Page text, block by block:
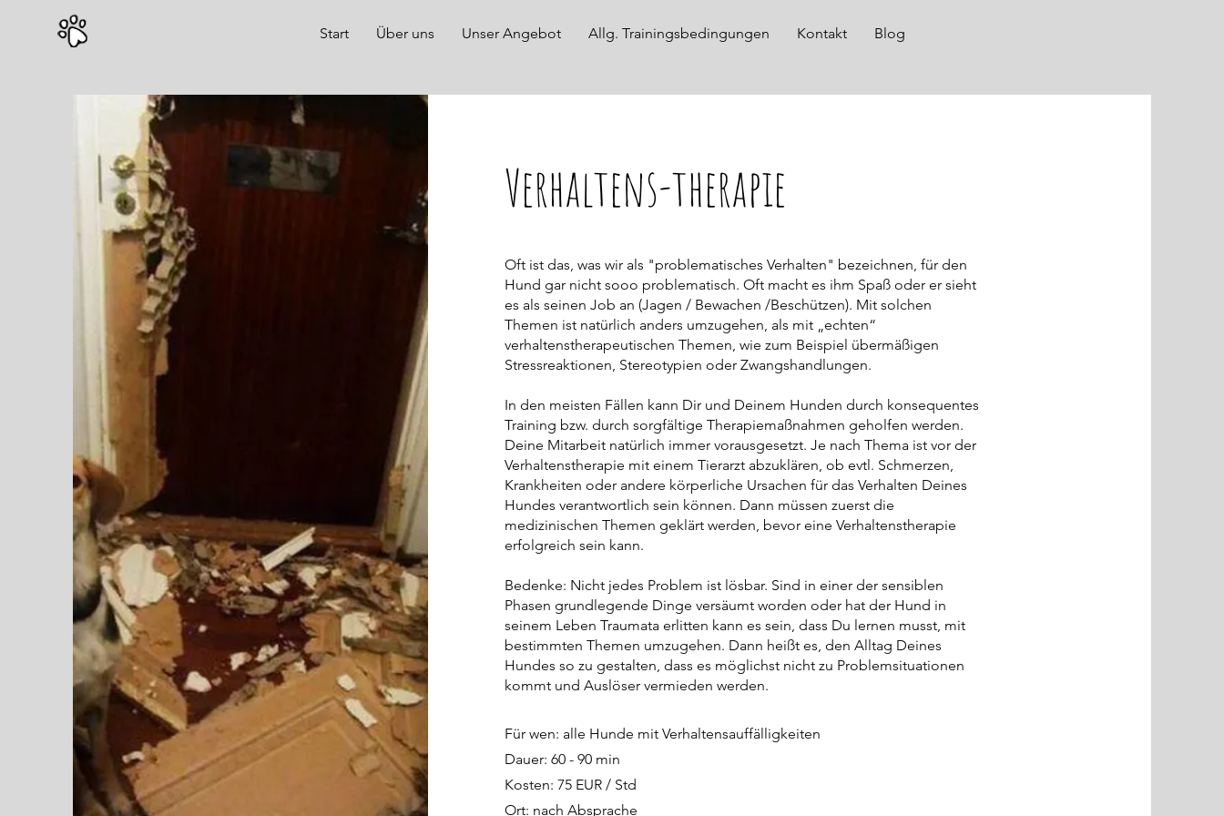
Start Über uns Unser Angebot Allg. Trainingsbedingungen Kontakt Blog
Verhaltens-therapie
Oft ist das, was wir als "problematisches Verhalten" bezeichnen, für den
Hund gar nicht sooo problematisch. Oft macht es ihm Spaß oder er sieht
es als seinen Job an (Jagen / Bewachen /Beschützen). Mit solchen
Themen ist natürlich anders umzugehen, als mit „echten“
verhaltenstherapeutischen Themen, wie zum Beispiel übermäßigen
Stressreaktionen, Stereotypien oder Zwangshandlungen.
In den meisten Fällen kann Dir und Deinem Hunden durch konsequentes
Training bzw. durch sorgfältige Therapiemaßnahmen geholfen werden.
Deine Mitarbeit natürlich immer vorausgesetzt. Je nach Thema ist vor der
Verhaltenstherapie mit einem Tierarzt abzuklären, ob evtl. Schmerzen,
Krankheiten oder andere körperliche Ursachen für das Verhalten Deines
Hundes verantwortlich sein können. Dann müssen zuerst die
medizinischen Themen geklärt werden, bevor eine Verhaltenstherapie
erfolgreich sein kann.
Bedenke: Nicht jedes Problem ist lösbar. Sind in einer der sensiblen
Phasen grundlegende Dinge versäumt worden oder hat der Hund in
seinem Leben Traumata erlitten kann es sein, dass Du lernen musst, mit
bestimmten Themen umzugehen. Dann heißt es, den Alltag Deines
Hundes so zu gestalten, dass es möglichst nicht zu Problemsituationen
kommt und Auslöser vermieden werden.
Für wen: alle Hunde mit Verhaltensauffälligkeiten
Dauer: 60 - 90 min
Kosten: 75 EUR / Std
Ort: nach Absprache